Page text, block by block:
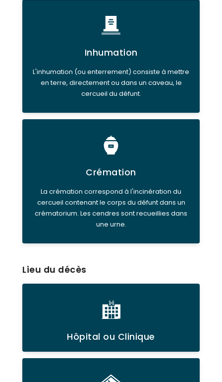
Inhumation
L'inhumation (ou enterrement) consiste à mettre
en terre, directement ou dans un caveau, le
cercueil du défunt.
Crémation
La crémation correspond à l'incinération du
cercueil contenant le corps du défunt dans un
crématorium. Les cendres sont recueillies dans
une urne.
Lieu du décès
Hôpital ou Clinique